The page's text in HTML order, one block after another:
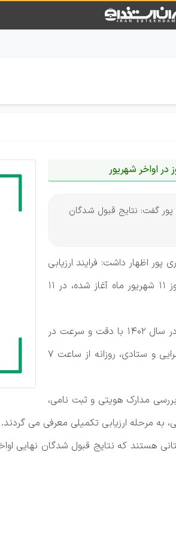
در اواخر شهریور
پور گفت: نتایج قبول شدگان
اظهار داشت: فرایند ارزیابی
از ۹۲۰ نفر از داوطلبان آزمون استخدامی دبیری و هنرآموزی سال ۱۴۰۲ که از روز ۱۱ شهریور ماه آغاز شده، در ۱۱
وی با اشاره به اینکه فرایند ارزیابی تکمیلی آزمون استخدامی دبیری استان قم در سال ۱۴۰۲ با دقت و سرعت در
حال انجام است عنوان کرد: در این فرایند ۸۰ ارزیاب حرفه‌ای، ۹۰ نفر عوامل اجرایی و ستادی، روزانه از ساعت ۷
مدارک هویتی و ثبت نامی،
مرحله ارزیابی تکمیلی معرفی می گردند.
هستند که نتایج قبول شدگان نهایی